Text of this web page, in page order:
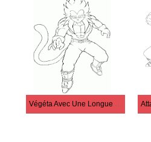
Végéta Avec Une Longue Queue